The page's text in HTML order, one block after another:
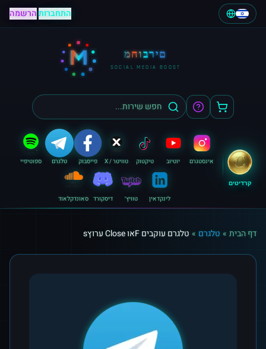
התחברות|הרשמה
M מחוברים
SOCIAL MEDIA BOOST
קרדיטים
אינסטגרם יוטיוב טיקטוק טוויטר / X פייסבוק טלגרם ספוטיפיי
לינקדאין טוויץ׳ דיסקורד סאונדקלאוד
דף הבית » טלגרם » טלגרם עוקבים Fאו Close ערוץs